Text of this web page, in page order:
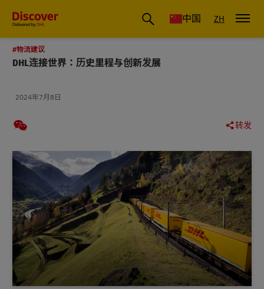
国际物流_国际快递_国际运输物流公司 中国 ZH
#物流建议
DHL连接世界：历史里程与创新发展
2024年7月8日
转发